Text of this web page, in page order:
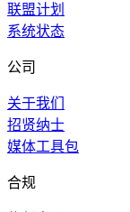
联盟计划
系统状态
公司
关于我们
招贤纳士
媒体工具包
合规